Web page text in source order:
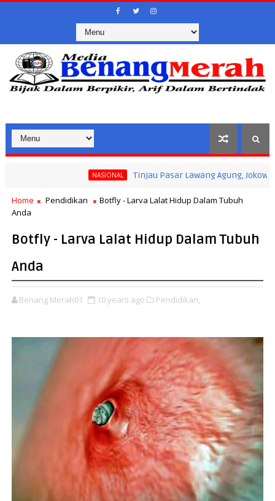
Tinjau Pasar Lawang Agung, Jokowi
Home Pendidikan
Botfly - Larva Lalat Hidup Dalam Tubuh
Anda
Botfly - Larva Lalat Hidup Dalam Tubuh
Anda
Benang Merah01 10 years ago Pendidikan,